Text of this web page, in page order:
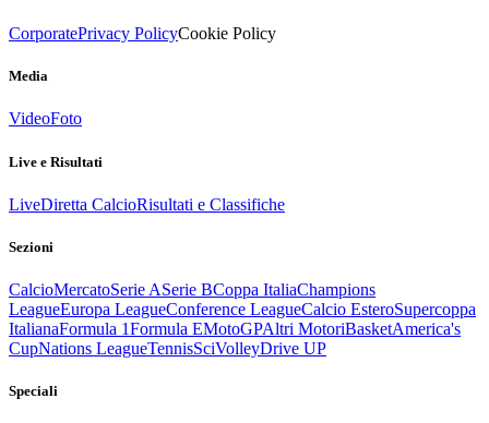
CorporatePrivacy PolicyCookie Policy
Media
VideoFoto
Live e Risultati
LiveDiretta CalcioRisultati e Classifiche
Sezioni
CalcioMercatoSerie ASerie BCoppa ItaliaChampions
LeagueEuropa LeagueConference LeagueCalcio EsteroSupercoppa
ItalianaFormula 1Formula EMotoGPAltri MotoriBasketAmerica's
CupNations LeagueTennisSciVolleyDrive UP
Speciali